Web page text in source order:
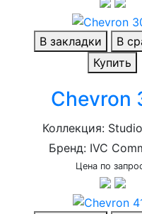
В закладки
В
Купить
Chevron
Коллекция:
Бренд: IVC
Цена по